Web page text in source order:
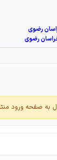
رضوی
رضوی
به صفحه ورود